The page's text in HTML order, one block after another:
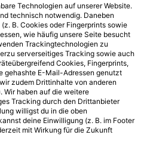
Technologien auf unserer Website.
technisch notwendig. Daneben
B. Cookies oder Fingerprints sowie
wie häufig unsere Seite besucht
Trackingtechnologien zu
serverseitiges Tracking sowie auch
Cookies, Fingerprints,
gehashte E-Mail-Adressen genutzt
zudem Drittinhalte von anderen
Wir haben auf die weitere
Tracking durch den Drittanbieter
willigst du in die oben
deine Einwilligung (z. B. im Footer
mit Wirkung für die Zukunft